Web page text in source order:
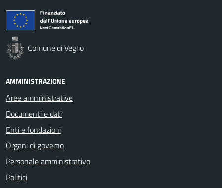
Comune di Veglio
AMMINISTRAZIONE
Aree amministrative
Documenti e dati
Enti e fondazioni
Organi di governo
Personale amministrativo
Politici